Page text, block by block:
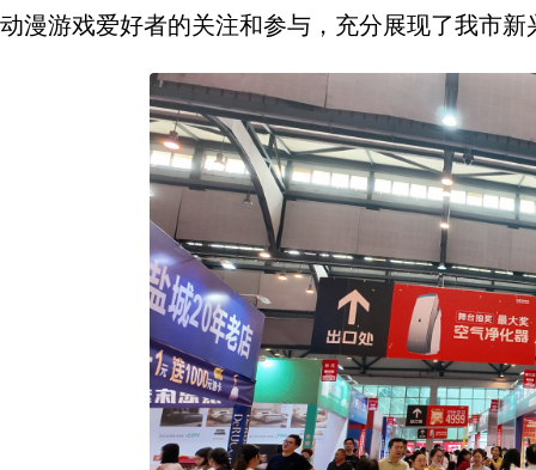
动漫游戏爱好者的关注和参与，充分展现了我市